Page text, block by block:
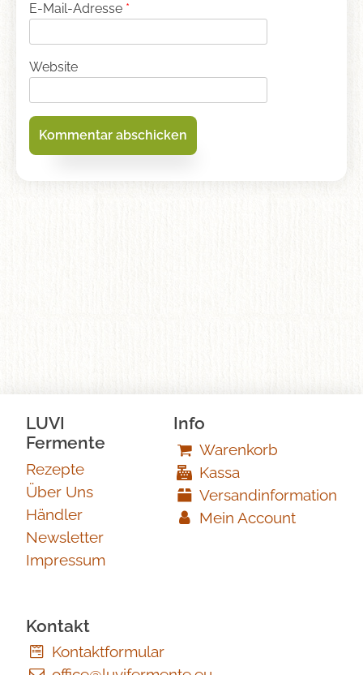
E-Mail-Adresse *
Website
LUVI
Fermente
Rezepte
Über Uns
Händler
Newsletter
Impressum
Info
Warenkorb
Kassa
Versandinformation
Mein Account
Kontakt
Kontaktformular